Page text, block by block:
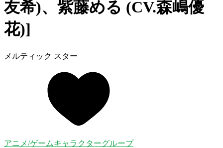
友希)、紫藤める (CV.森嶋優
花)]
メルティック スター
アニメ/ゲームキャラクターグループ